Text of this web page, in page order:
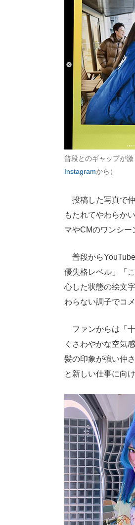
普段とのギャップが
Instagramから）
投稿した写真で
もたれてやわらか
マやCMのワンシー
普段から
優失格レベル」「
心した状態の絵文
わらない調子でコ
ファンからは「十
くさわやかな空気
髪の印象が強い仲
と新しい仕事に向